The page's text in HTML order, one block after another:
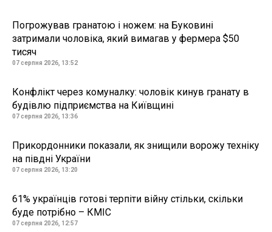
Погрожував гранатою і ножем: на Буковині
затримали чоловіка, який вимагав у фермера $50
тисяч
07 серпня 2026, 13:52
Конфлікт через комуналку: чоловік кинув гранату в
будівлю підприємства на Київщині
07 серпня 2026, 13:36
Прикордонники показали, як знищили ворожу техніку
на півдні України
07 серпня 2026, 13:20
61% українців готові терпіти війну стільки, скільки
буде потрібно – КМІС
07 серпня 2026, 12:57